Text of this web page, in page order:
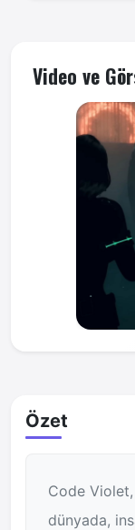
Video ve
Özet
Code
dünyada,